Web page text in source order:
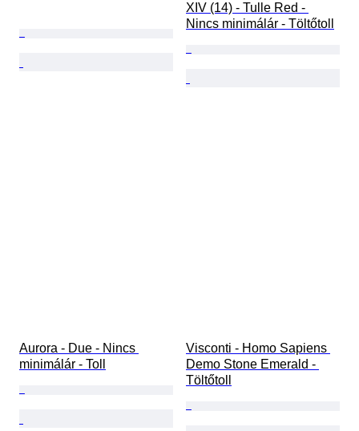
XIV (14) - Tulle Red -
Nincs minimálár - Töltőtoll
Aurora - Due - Nincs
minimálár - Toll
Visconti - Homo Sapiens
Demo Stone Emerald -
Töltőtoll